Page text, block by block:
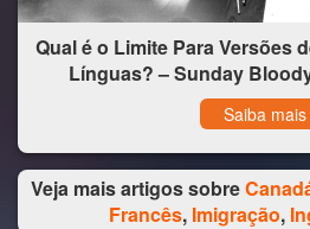
Qual é o Limite Para Versões
Línguas? – Sunday
Saiba mais
Veja mais artigos sobre
Francês, Imigração,